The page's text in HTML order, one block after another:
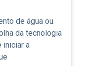
de água ou
da tecnologia
iniciar a